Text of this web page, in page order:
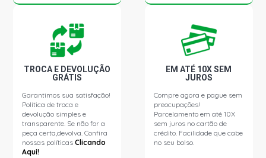
TROCA E DEVOLUÇÃO
GRÁTIS
Garantimos sua satisfação!
Política de troca e
devolução simples e
transparente. Se não for a
peça certa,devolva. Confira
nossas políticasClicando
Aqui!
EM ATÉ 10X SEM
JUROS
Compre agora e pague sem
preocupações!
Parcelamento em até 10X
sem juros no cartão de
crédito. Facilidade que cabe
no seu bolso.